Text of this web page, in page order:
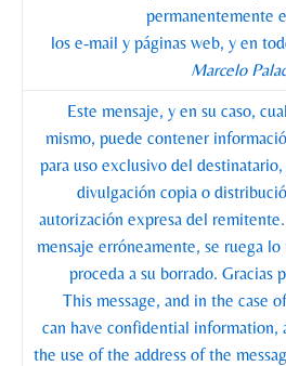
permanentemente
los e-mail y páginas web, y
Marcelo
Este mensaje, y en su caso,
mismo, puede contener
para uso exclusivo del
divulgación copia o
autorización expresa del
mensaje erróneamente, se ruega
proceda a su borrado. Gracias
This message, and in the case
can have confidential information,
the use of the address of the